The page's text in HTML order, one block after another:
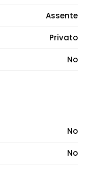
Assente
Privato
No
No
No